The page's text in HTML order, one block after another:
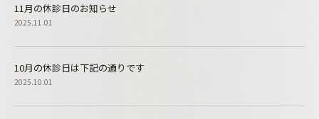
11月の休診日のお知らせ
2025.11.01
10月の休診日は下記の通りです
2025.10.01